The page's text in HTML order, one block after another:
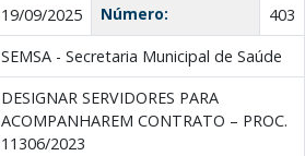
19/09/2025 Número:
403
SEMSA - Secretaria Municipal de Saúde
DESIGNAR SERVIDORES PARA
ACOMPANHAREM CONTRATO – PROC.
11306/2023